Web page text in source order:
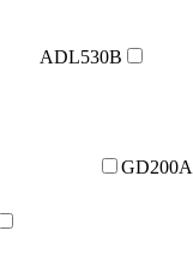
ADL530B
GD200A